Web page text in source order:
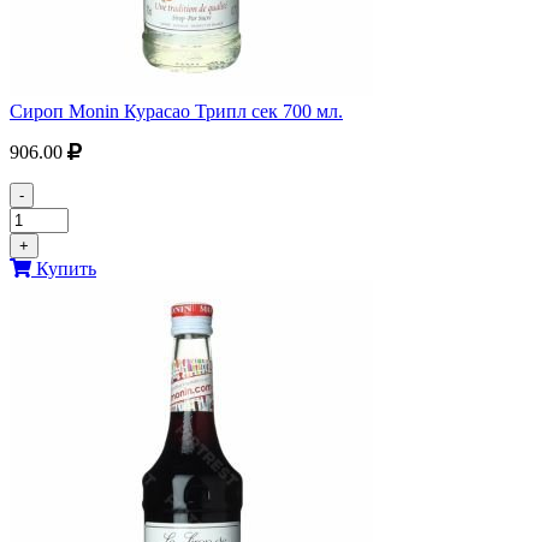
Сироп Monin Курасао Трипл сек 700 мл.
906.00
-
+
Купить